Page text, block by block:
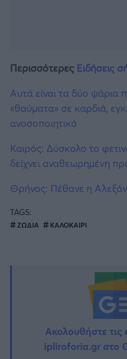
Περισσότερες Ειδήσεις
Αυτά είναι τα δύο ψάρια
«θαύματα» σε καρδιά,
ανοσοποιητικό
Καιρός: Δύσκολο το
δείχνει αναθεωρημένη
Θρήνος: Πέθανε η
TAGS:
ΖΩΔΙΑ ΚΑΛΟΚΑΙΡΙ
Ακολουθήστε τις
ipliroforia.gr στο